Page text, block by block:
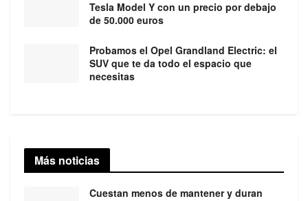
Tesla Model Y con un precio por debajo
de 50.000 euros
Probamos el Opel Grandland Electric: el
SUV que te da todo el espacio que
necesitas
Más noticias
Cuestan menos de mantener y duran